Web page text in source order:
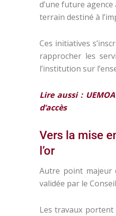
d’une future
terrain destiné à
Ces initiatives
rapprocher les
l’institution sur
Lire aussi :
d’accès
Vers la mise
l’or
Autre point majeur
validée par le
Les travaux